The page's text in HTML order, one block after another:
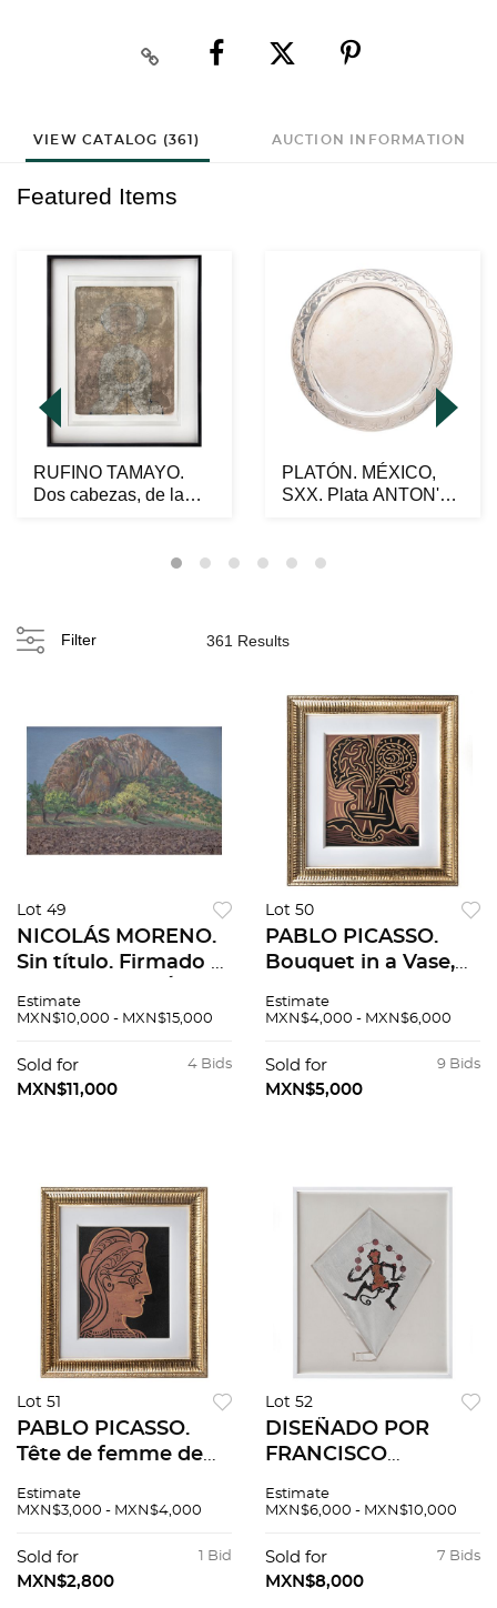
VIEW CATALOG (361) AUCTION INFORMATION
Featured Items
RUFINO TAMAYO.
Dos cabezas, de la
PLATÓN. MÉXICO,
SXX. Plata ANTON'S
Filter 361 Results
Lot 49
NICOLÁS MORENO.
Sin título. Firmado y
sobre tela sobre
Con certificado.
Estimate
MXN$10,000 - MXN$15,000
4 Bids
Sold for
MXN$11,000
Lot 50
PABLO PICASSO.
Bouquet in a Vase,
linóleo. Sin firma.
sin número de tiraje.
26 x 22 cm medidas
Estimate
MXN$4,000 - MXN$6,000
9 Bids
Sold for
MXN$5,000
Lot 51
PABLO PICASSO.
Tête de femme de
al linóleo. Sin firma.
sin núm de tiraje. 26
x 22 cm med tot
Estimate
MXN$3,000 - MXN$4,000
1 Bid
Sold for
MXN$2,800
Lot 52
DISEÑADO POR
FRANCISCO
Firmado. Esténcil y
hecho a mano. 70 x
55 cm
Estimate
MXN$6,000 - MXN$10,000
7 Bids
Sold for
MXN$8,000